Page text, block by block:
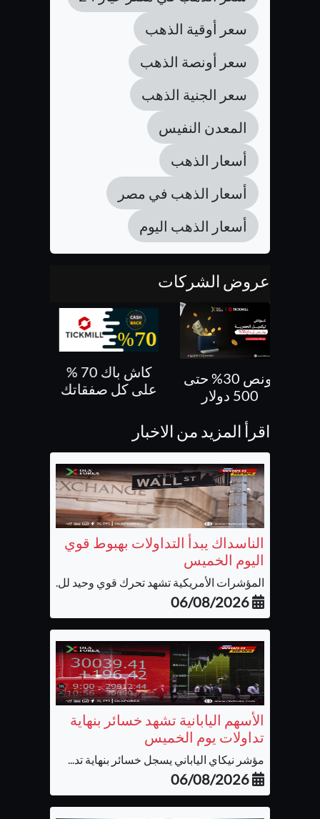
سعر أوقية الذهب
سعر أونصة الذهب
سعر الجنية الذهب
المعدن النفيس
أسعار الذهب
أسعار الذهب في مصر
أسعار الذهب اليوم
عروض الشركات
بونص 30% حتى
كاش باك 70 %
على كل صفقاتك
اقرأ المزيد من الاخبار
الناسداك يبدأ التداولات بهبوط قوي
اليوم الخميس
المؤشرات الأمريكية تشهد تحرك قوي وحيد لل...
06/08/2026
الأسهم اليابانية تشهد خسائر بنهاية
تداولات يوم الخميس
مؤشر نيكاي الياباني يسجل خسائر بنهاية تد...
06/08/2026